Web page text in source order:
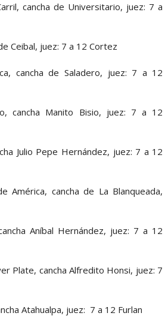
cancha de Universitario, juez: 7 a
Ceibal, juez: 7 a 12 Cortez
cancha de Saladero, juez: 7 a 12
cancha Manito Bisio, juez: 7 a 12
Julio Pepe Hernández, juez: 7 a 12
América, cancha de La Blanqueada,
Aníbal Hernández, juez: 7 a 12
Plate, cancha Alfredito Honsi, juez: 7
Atahualpa, juez: 7 a 12 Furlan